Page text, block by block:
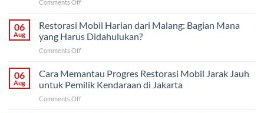
Strategi
Mobil
Klasik
Solo
Comments Off
Ulang
Saja
atau
Restorasi
Cara
Menentukan
06
Aug
Restorasi Mobil Harian dari Malang: Bagian Mana
yang Harus Didahulukan?
Comments Offon
Mobil
Harian
dari
Malang:
06
Aug
Cara Memantau Progres Restorasi Mobil Jarak Jauh
untuk Pemilik Kendaraan di Jakarta
Comments Offon